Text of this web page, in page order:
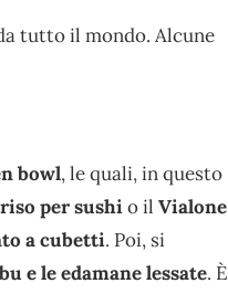
tutto il mondo. Alcune
bowl, le quali, in questo
riso per sushio il Vialone
a cubetti. Poi, si
e le edamane lessate. È